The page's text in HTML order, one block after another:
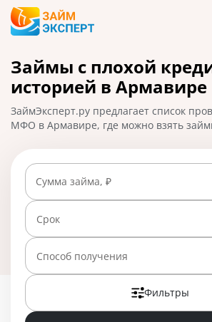
Карты
Кредиты
Ипотека
Вклады
Бизнес
Банки
Займы с плохой
историей в Армавире
ЗаймЭксперт.ру предлагает список
МФО в Армавире, где можно взять
вариант, оформите заявку на
получите решение в течение часа. На
доступно 25 предложений со ставкой
Сумма займа, ₽
Срок
Способ получения
Фильтры